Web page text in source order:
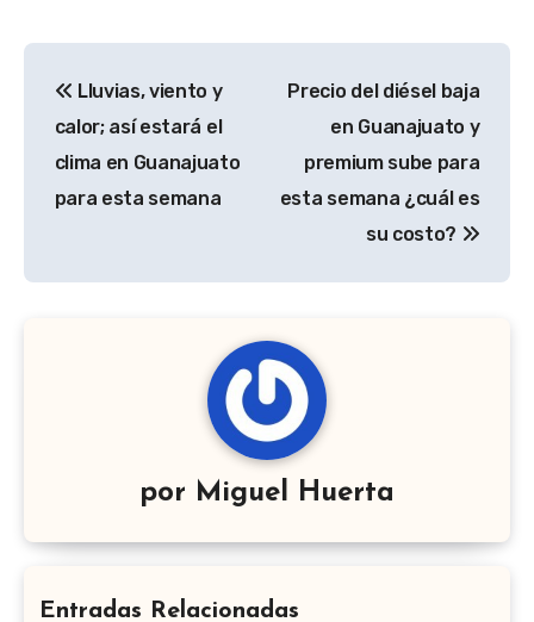
de
entradas
Lluvias, viento y
calor; así estará el
clima en Guanajuato
para esta semana
Precio del diésel baja
en Guanajuato y
premium sube para
esta semana ¿cuál es
su costo?
por Miguel Huerta
Entradas Relacionadas